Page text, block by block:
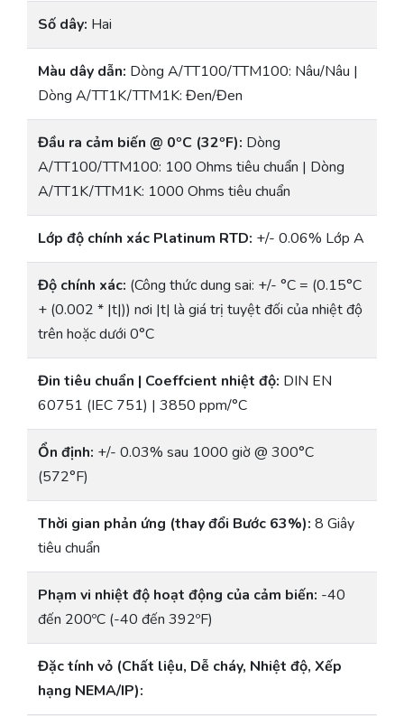
Số dây: Hai
Màu dây dẫn: Dòng A/TT100/TTM100: Nâu/Nâu |
Dòng A/TT1K/TTM1K: Đen/Đen
Đầu ra cảm biến @ 0ºC (32ºF): Dòng
A/TT100/TTM100: 100 Ohms tiêu chuẩn | Dòng
A/TT1K/TTM1K: 1000 Ohms tiêu chuẩn
Lớp độ chính xác Platinum RTD: +/- 0.06% Lớp A
Độ chính xác: (Công thức dung sai: +/- °C = (0.15°C
+ (0.002 * |t|)) nơi |t| là giá trị tuyệt đối của nhiệt độ
trên hoặc dưới 0°C
Đin tiêu chuẩn | Coeffcient nhiệt độ: DIN EN
60751 (IEC 751) | 3850 ppm/°C
Ổn định: +/- 0.03% sau 1000 giờ @ 300°C
(572°F)
Thời gian phản ứng (thay đổi Bước 63%): 8 Giây
tiêu chuẩn
Phạm vi nhiệt độ hoạt động của cảm biến: -40
đến 200ºC (-40 đến 392ºF)
Đặc tính vỏ (Chất liệu, Dễ cháy, Nhiệt độ, Xếp
hạng NEMA/IP):